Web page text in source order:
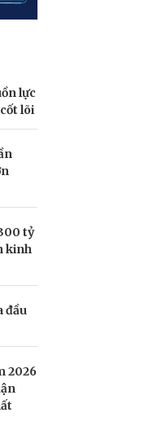
lực
lõi
tỷ
kinh
đầu
2026